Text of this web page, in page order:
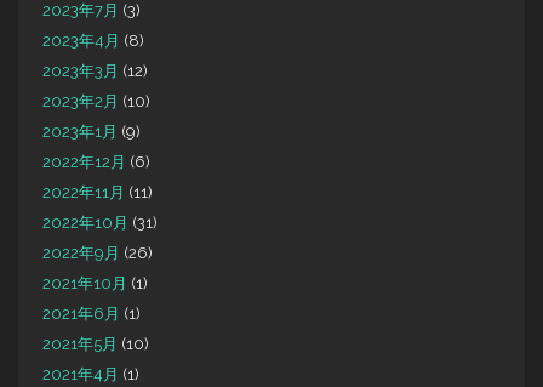
2023年7月 (3)
2023年4月 (8)
2023年3月 (12)
2023年2月 (10)
2023年1月 (9)
2022年12月 (6)
2022年11月 (11)
2022年10月 (31)
2022年9月 (26)
2021年10月 (1)
2021年6月 (1)
2021年5月 (10)
2021年4月 (1)